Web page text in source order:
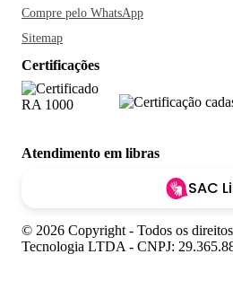
Compre pelo WhatsApp
Sitemap
Certificações
Atendimento em libras
SAC
© 2026 Copyright - Todos os
Tecnologia LTDA - CNPJ: